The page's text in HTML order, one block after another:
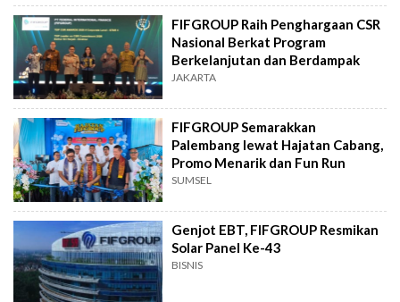
FIFGROUP Raih Penghargaan CSR
Nasional Berkat Program
Berkelanjutan dan Berdampak
JAKARTA
FIFGROUP Semarakkan
Palembang lewat Hajatan Cabang,
Promo Menarik dan Fun Run
SUMSEL
Genjot EBT, FIFGROUP Resmikan
Solar Panel Ke-43
BISNIS